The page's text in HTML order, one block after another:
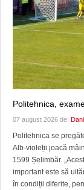
Politehnica,
07 august 2026 de:
Politehnica se
Alb-violeții joacă
1599 Șelimbăr.
important este să
în condiții diferite,